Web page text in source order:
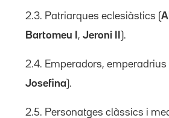
2.3. Patriarques eclesiàstics (
Bartomeu I , Jeroni II ).
2.4. Emperadors, emperadrius
Josefina).
2.5. Personatges clàssics i